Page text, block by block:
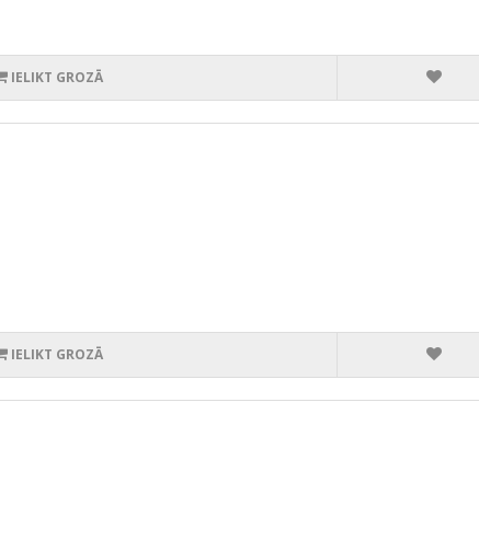
IELIKT GROZĀ
IELIKT GROZĀ